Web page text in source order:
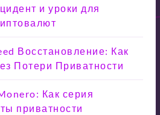
и уроки для
Восстановление: Как
Потери Приватности
Как серия
приватности